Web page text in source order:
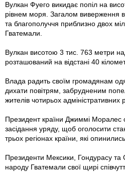
Вулкан Фуего викидає попіл на
рівнем моря. Загалом виверження
та благополуччя приблизно двох
Гватемали.
Вулкан висотою 3 тис. 763 метри
розташований на відстані 40
Влада радить своїм громадянам
дихати повітрям, забрудненим
жителів чотирьох адміністративних
Президент країни Джиммі Моралес
засідання уряду, щоб оголосити
трьох регіонах країни, які
Президенти Мексики, Гондурасу та
народу Гватемали свої щирі